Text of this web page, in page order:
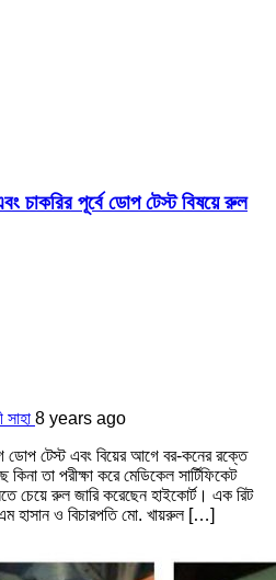
চাকরির পূর্বে ডোপ টেস্ট বিষয়ে রুল
সাহা 8 years ago
টেস্ট এবং বিয়ের আগে বর-কনের রক্তে
তা পরীক্ষা করে মেডিকেল সার্টিফিকেট
চেয়ে রুল জারি করেছেন হাইকোর্ট। এক রিট
হাসান ও বিচারপতি মো. খায়রুল […]